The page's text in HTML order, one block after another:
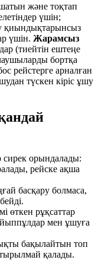
және тоқтап
үшін;
қиындықтарынсыз
үшін. Жарамсыз
(тиейтін ештеңе
бортқа
рейстерге арналған
түскен кіріс ұшу
орындалады:
рейске ақша
басқару болмаса,
өткен рұқсаттар
мен ұшуға
бақылайтын топ
қалады.